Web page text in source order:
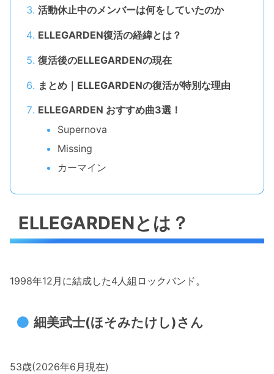
活動休止中のメンバーは何をしていたのか
ELLEGARDEN復活の経緯とは？
復活後のELLEGARDENの現在
まとめ｜ELLEGARDENの復活が特別な理由
ELLEGARDEN おすすめ曲3選！
Supernova
Missing
カーマイン
ELLEGARDENとは？
1998年12月に結成した4人組ロックバンド。
細美武士(ほそみたけし)さん
53歳(2026年6月現在)